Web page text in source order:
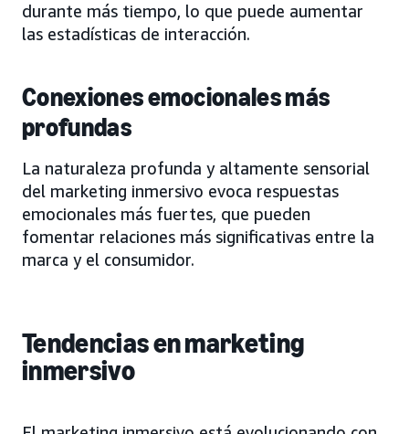
durante más tiempo, lo que puede aumentar
las estadísticas de interacción.
Conexiones emocionales más
profundas
La naturaleza profunda y altamente sensorial
del marketing inmersivo evoca respuestas
emocionales más fuertes, que pueden
fomentar relaciones más significativas entre la
marca y el consumidor.
Tendencias en marketing
inmersivo